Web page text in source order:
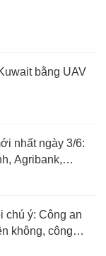
bằng UAV
nhất ngày 3/6:
Agribank,
BIDV, MB,
chú ý: Công an
không, công